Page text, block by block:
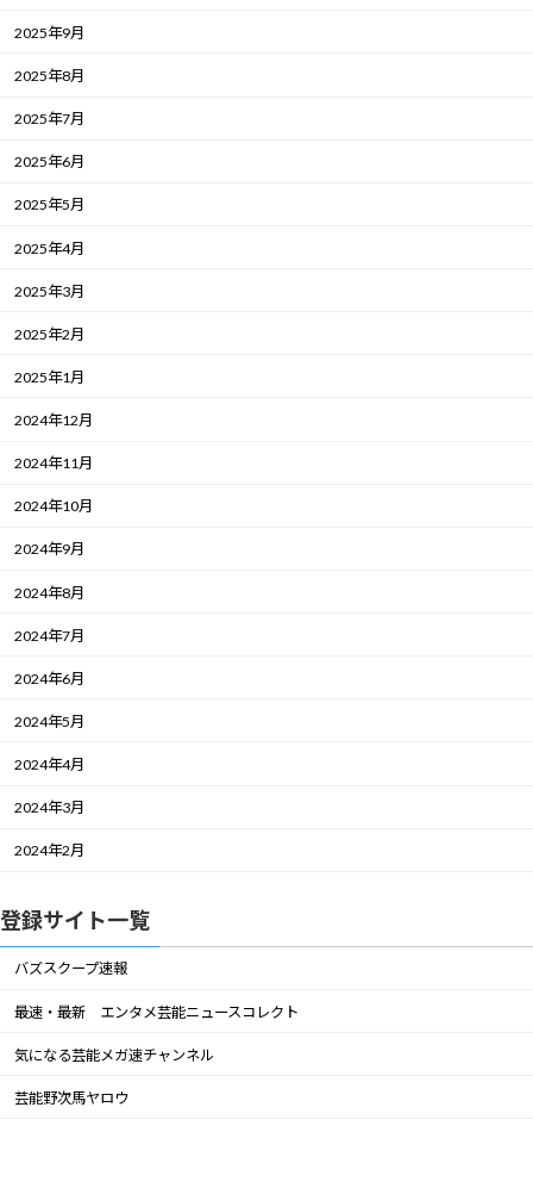
2025年9月
2025年8月
2025年7月
2025年6月
2025年5月
2025年4月
2025年3月
2025年2月
2025年1月
2024年12月
2024年11月
2024年10月
2024年9月
2024年8月
2024年7月
2024年6月
2024年5月
2024年4月
2024年3月
2024年2月
登録サイト一覧
バズスクープ速報
最速・最新 エンタメ芸能ニュースコレクト
気になる芸能メガ速チャンネル
芸能野次馬ヤロウ